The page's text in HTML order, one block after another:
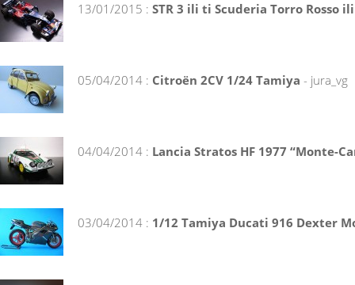
13/01/2015 : STR 3 ili ti Scuderia Torro Rosso
05/04/2014 : Citroën 2CV 1/24 Tamiya - jura_vg
04/04/2014 : Lancia Stratos HF 1977 “Monte-
03/04/2014 : 1/12 Tamiya Ducati 916 Dexter